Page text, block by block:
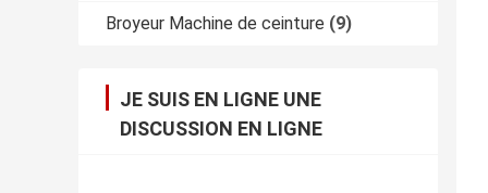
Broyeur Machine de ceinture (9)
JE SUIS EN LIGNE UNE
DISCUSSION EN LIGNE